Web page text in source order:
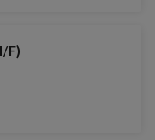
F)